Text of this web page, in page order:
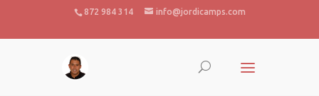
872 984 314 info@jordicamps.com